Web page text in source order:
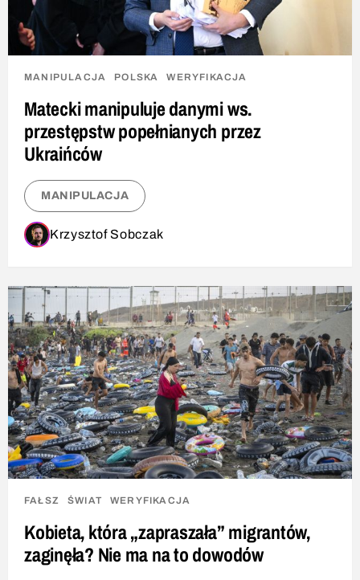
MANIPULACJA POLSKA WERYFIKACJA
Matecki manipuluje danymi ws.
przestępstw popełnianych przez
Ukraińców
MANIPULACJA
Krzysztof Sobczak
FAŁSZ ŚWIAT WERYFIKACJA
Kobieta, która „zapraszała” migrantów,
zaginęła? Nie ma na to dowodów